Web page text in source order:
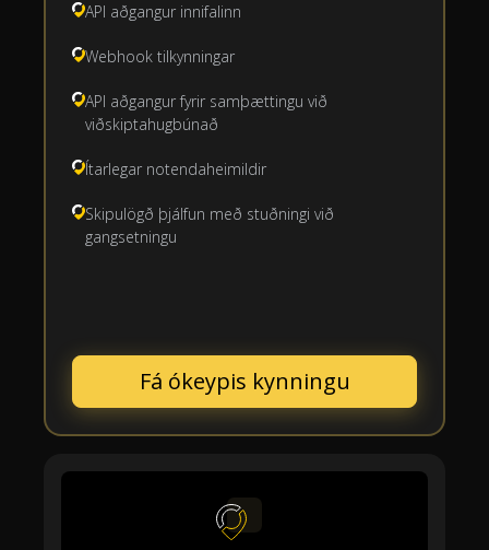
API aðgangur innifalinn
Webhook tilkynningar
API aðgangur fyrir samþættingu við
viðskiptahugbúnað
Ítarlegar notendaheimildir
Skipulögð þjálfun með stuðningi við
gangsetningu
Fá ókeypis kynningu